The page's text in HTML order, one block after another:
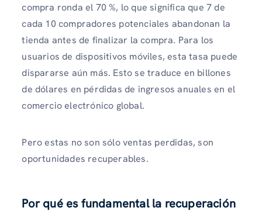
compra ronda el 70 %, lo que significa que 7 de
cada 10 compradores potenciales abandonan la
tienda antes de finalizar la compra. Para los
usuarios de dispositivos móviles, esta tasa puede
dispararse aún más. Esto se traduce en billones
de dólares en pérdidas de ingresos anuales en el
comercio electrónico global.
Pero estas no son sólo ventas perdidas, son
oportunidades recuperables.
Por qué es fundamental la recuperación